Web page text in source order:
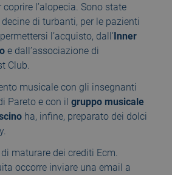
l’alopecia. Sono state
di turbanti, per le pazienti
l’acquisto, dall’Inner
e dall’associazione di
Club.
musicale con gli insegnanti
Pareto e con il gruppo musicale
ha, infine, preparato dei dolci
di maturare dei crediti Ecm.
occorre inviare una email a